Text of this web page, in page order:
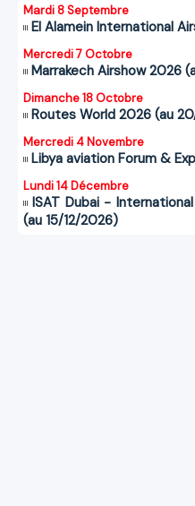
Mardi 8 Septembre
El Alamein International
Mercredi 7 Octobre
Marrakech Airshow 2026
Dimanche 18 Octobre
Routes World 2026 (au
Mercredi 4 Novembre
Libya aviation Forum &
Lundi 14 Décembre
ISAT Dubai -
(au 15/12/2026)